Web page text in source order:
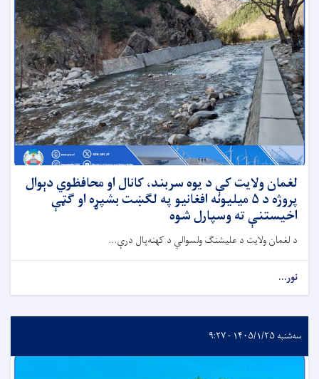
لغمان ولایت کې د یوه سربند، کانال او محافظوي دېوال
پروژه د ۵ میلیونه افغانیو په لګښت بشپړه او ګټې
اخیستنې ته وسپارل شوه
د لغمان ولایت د علیشنګ ولسوالي د کهنه‌پال درې...
نور...
سه‌شنبه ۱۴۰۵/۱/۲۵ - ۹:۲۷